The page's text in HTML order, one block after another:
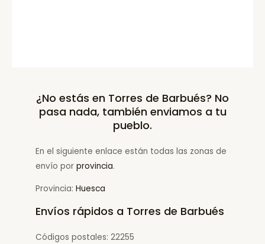
¿No estás en Torres de Barbués? No
pasa nada, también enviamos a tu
pueblo.
En el siguiente enlace están todas las zonas de
envío por provincia.
Provincia: Huesca
Envíos rápidos a Torres de Barbués
Códigos postales: 22255